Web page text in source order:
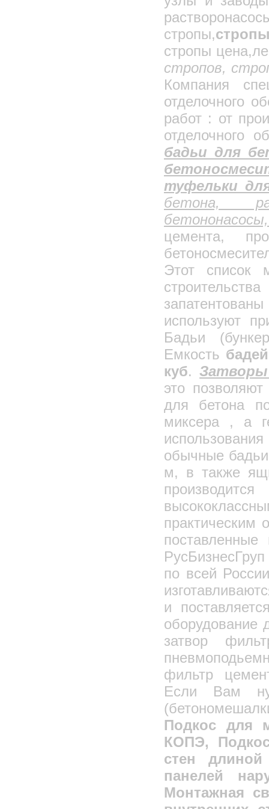
стропы,
стропы
стропов,
Компания
отделочного
работ : от
отделочного
бадьи для
туфельки
бетона,
цемента,
Этот список
используют
Бадьи
Емкость
куб.
это
для бетона
миксера , а
обычные
м, в также
практическим
по всей
и
оборудование
затвор
фильтр
Если Вам
Подкос для
КОПЭ,
стен
панелей
Монтажная